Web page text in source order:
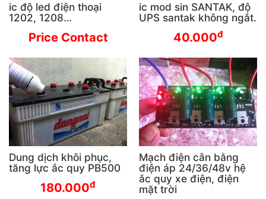
ic độ led điện thoại
1202, 1208…
Price Contact
ic mod sin SANTAK, độ
UPS santak không ngắt.
40.000đ
Dung dịch khôi phục,
tăng lực ắc quy PB500
180.000đ
Mạch điện cân bằng
điện áp 24/36/48v hệ
ắc quy xe điện, điện
mặt trời